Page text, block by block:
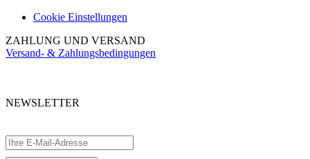
Cookie Einstellungen
ZAHLUNG UND VERSAND
Versand- & Zahlungsbedingungen
NEWSLETTER